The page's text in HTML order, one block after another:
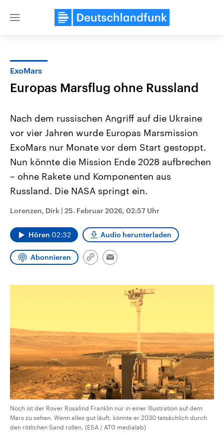
Close
Landtagswahl Sachsen-Anhalt
Alle Informationen
Sachsen-Anhalt wählt am 6.
September 2026 einen neuen
Landtag. Seit 2021 wird das
CDU, SPD und FDP regiert.-
Umfragen, Prognosen,
und Hintergründe zu den Parteien
und Kandidaten der anstehenden
USA
Hintergründe
gehören die Vereinigten
den mächtigsten Ländern
aktuelle Weltgeschehen.
Sendungen Programm
ExoMars
Europas Marsflug ohne Russland
Nach dem russischen Angriff auf die Ukraine
vor vier Jahren wurde Europas Marsmission
ExoMars nur Monate vor dem Start gestoppt.
Nun könnte die Mission Ende 2028 aufbrechen
– ohne Rakete und Komponenten aus
Russland. Die NASA springt ein.
Lorenzen, Dirk | 25. Februar 2026, 02:57 Uhr
Hören 02:32 Audio herunterladen
Abonnieren
Link
Email
Noch ist der Rover Rosalind Franklin nur in einer Illustration auf dem
Mars zu sehen. Wenn alles gut läuft, könnte er 2030 tatsächlich durch
den rötlichen Sand rollen. (ESA / ATG medialab)